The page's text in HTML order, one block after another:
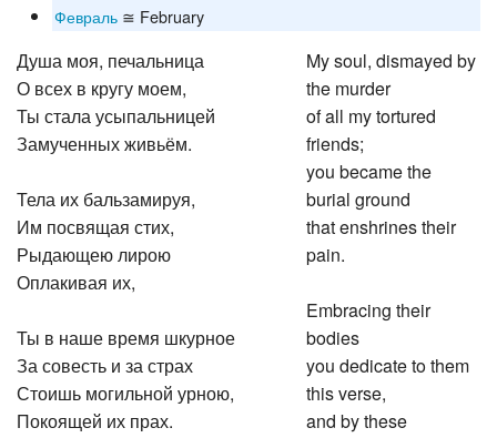
Февраль ≅ February
Душа моя, печальница
О всех в кругу моем,
Ты стала усыпальницей
Замученных живьём.
Тела их бальзамируя,
Им посвящая стих,
Рыдающею лирою
Оплакивая их,
Ты в наше время шкурное
За совесть и за страх
Стоишь могильной урною,
Покоящей их прах.
My soul, dismayed by
the murder
of all my tortured
friends;
you became the
burial ground
that enshrines their
pain.
Embracing their
bodies
you dedicate to them
this verse,
and by these